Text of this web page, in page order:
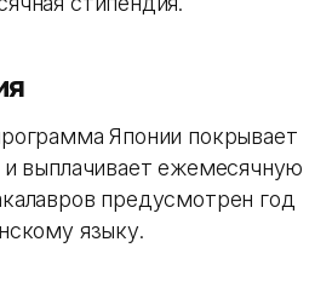
Японии покрывает
и выплачивает ежемесячную
предусмотрен год
языку.